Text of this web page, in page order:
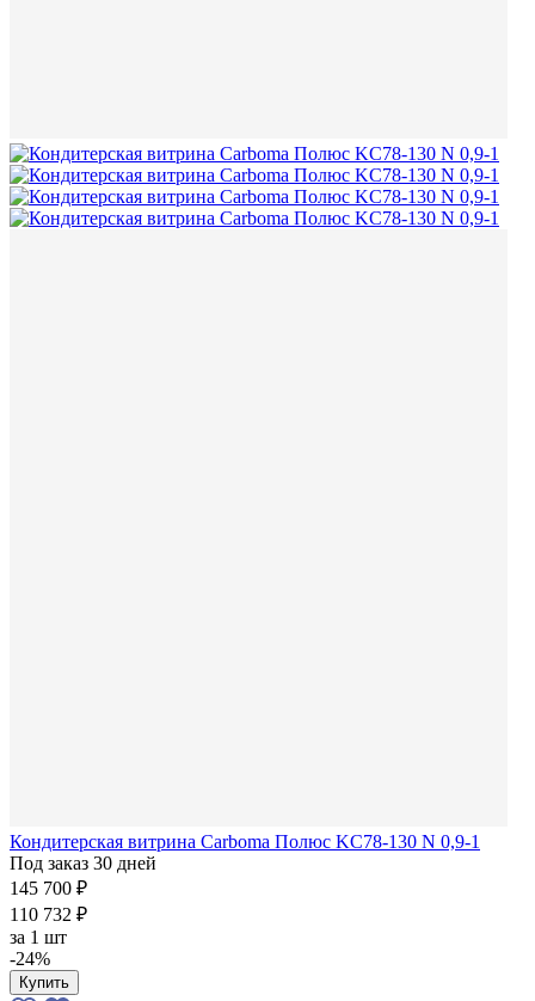
Кондитерская витрина Carboma Полюс KC78-130 N 0,9-1
Под заказ 30 дней
145 700 ₽
110 732 ₽
за 1 шт
-24%
Купить